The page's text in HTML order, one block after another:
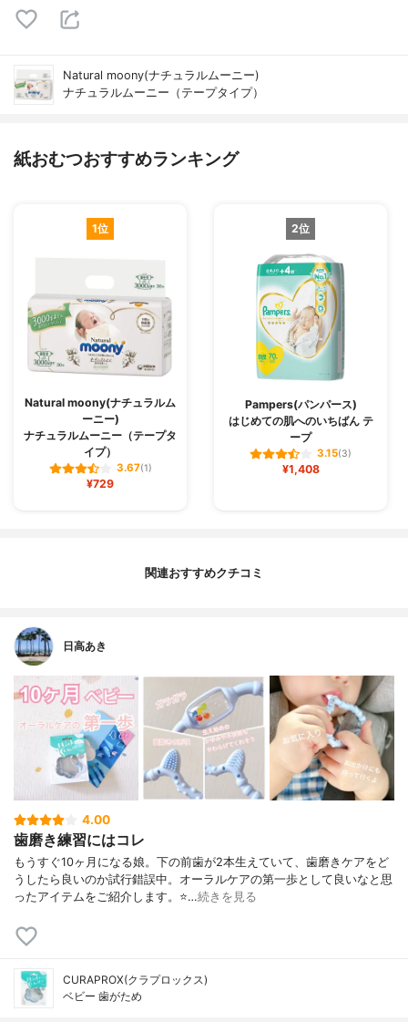
Natural moony(ナチュラルムーニー)
ナチュラルムーニー（テープタイプ）
紙おむつおすすめランキング
1位
Natural moony(ナチュラルム
ーニー)
ナチュラルムーニー（テープタ
イプ）
3.67(1)
¥729
2位
Pampers(パンパース)
はじめての肌へのいちばん テ
ープ
3.15(3)
¥1,408
関連おすすめクチコミ
日高あき
4.00
歯磨き練習にはコレ
もうすぐ10ヶ月になる娘。下の前歯が2本生えていて、歯磨きケアをど
うしたら良いのか試行錯誤中。オーラルケアの第一歩として良いなと思
ったアイテムをご紹介します。⭐…続きを見る
CURAPROX(クラプロックス)
ベビー 歯がため